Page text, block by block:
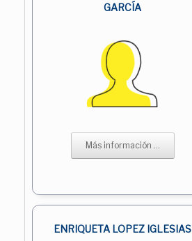
GARCÍA
Más información ...
ENRIQUETA LOPEZ IGLESIAS